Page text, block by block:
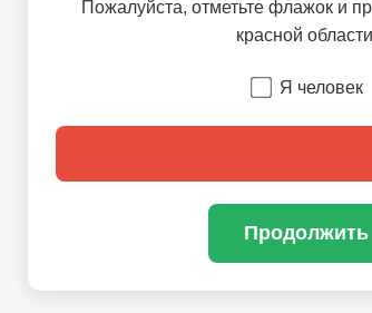
Пожалуйста, отметьте флажок и
красной
Я человек
Продолжить